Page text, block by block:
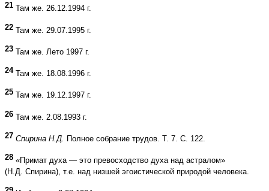
21 Там же. 26.12.1994 г.
22 Там же. 29.07.1995 г.
23 Там же. Лето 1997 г.
24Там же. 18.08.1996 г.
25 Там же. 19.12.1997 г.
26 Там же. 2.08.1993 г.
27 Спирина Н.Д. Полное собрание трудов. Т. 7. С. 122.
28 «Примат духа — это превосходство духа над астралом»
(Н.Д. Спирина), т.е. над низшей эгоистической природой человека.